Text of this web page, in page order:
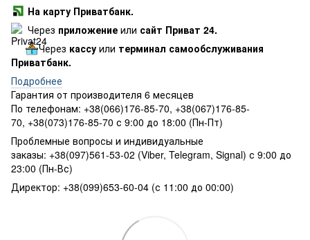
На карту Приватбанк.
Через приложение или сайт Приват 24.
Через кассу или терминал самообслуживания
Приватбанк.
Подробнее
Гарантия от производителя 6 месяцев
По телефонам: +38(066)176-85-70, +38(067)176-85-
70, +38(073)176-85-70 с 9:00 до 18:00 (Пн-Пт)
Проблемные вопросы и индивидуальные
заказы: +38(097)561-53-02 (Viber, Telegram, Signal) с 9:00 до
23:00 (Пн-Вс)
Директор: +38(099)653-60-04 (с 11:00 до 00:00)